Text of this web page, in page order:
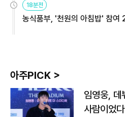
18분전
농식품부, '천원의 아침밥' 참여
아주PICK >
임영웅,
사람이었